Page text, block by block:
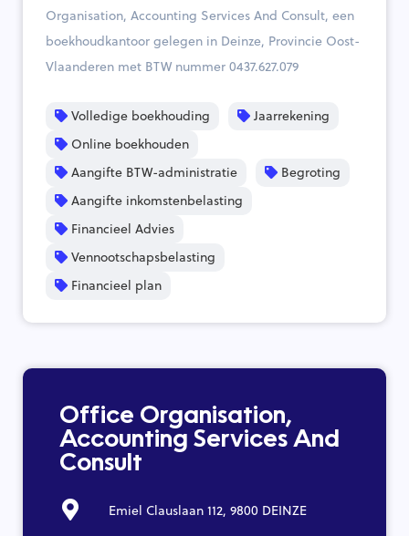
Organisation, Accounting Services And Consult, een
boekhoudkantoor gelegen in Deinze, Provincie Oost-
Vlaanderen met BTW nummer 0437.627.079
Volledige boekhouding
Jaarrekening
Online boekhouden
Aangifte BTW-administratie
Begroting
Aangifte inkomstenbelasting
Financieel Advies
Vennootschapsbelasting
Financieel plan
Office Organisation,
Accounting Services And
Consult
Emiel Clauslaan 112, 9800 DEINZE